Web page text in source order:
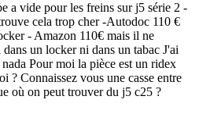
a vide pour les freins sur j5 série 2 -
cela trop cher -Autodoc 110 €
- Amazon 110€ mais il ne
un locker ni dans un tabac J'ai
Pour moi la pièce est un ridex
? Connaissez vous une casse entre
où on peut trouver du j5 c25 ?